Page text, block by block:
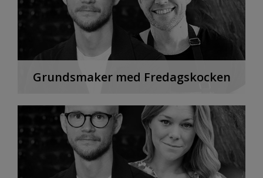
Grundsmaker med Fredagskocken